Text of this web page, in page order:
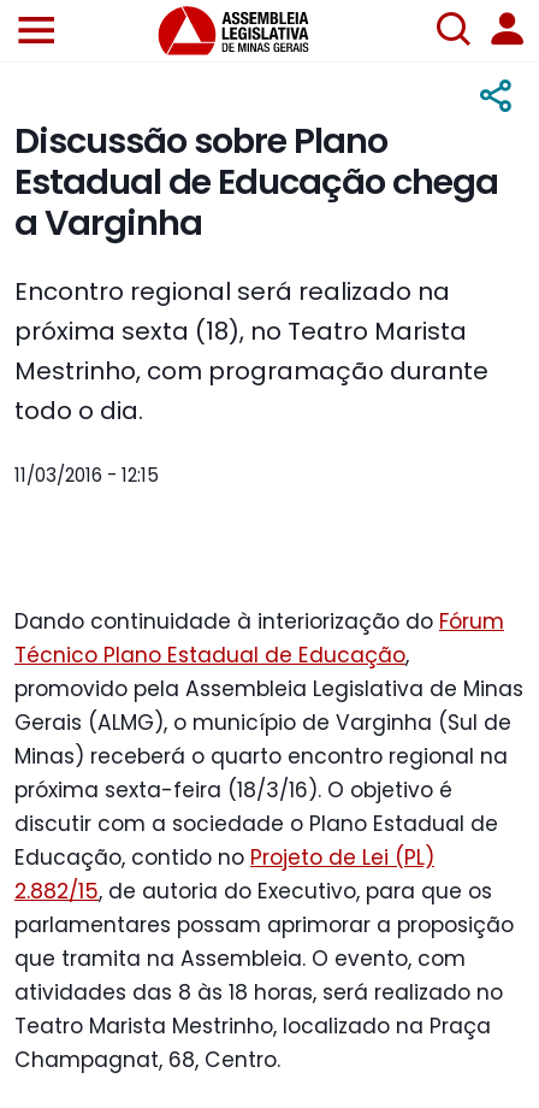
Discussão sobre Plano
Estadual de Educação chega
a Varginha
Encontro regional será realizado na
próxima sexta (18), no Teatro Marista
Mestrinho, com programação durante
todo o dia.
11/03/2016 - 12:15
Dando continuidade à interiorização do Fórum
Técnico Plano Estadual de Educação,
promovido pela Assembleia Legislativa de Minas
Gerais (ALMG), o município de Varginha (Sul de
Minas) receberá o quarto encontro regional na
próxima sexta-feira (18/3/16). O objetivo é
discutir com a sociedade o Plano Estadual de
Educação, contido no Projeto de Lei (PL)
2.882/15, de autoria do Executivo, para que os
parlamentares possam aprimorar a proposição
que tramita na Assembleia. O evento, com
atividades das 8 às 18 horas, será realizado no
Teatro Marista Mestrinho, localizado na Praça
Champagnat, 68, Centro.